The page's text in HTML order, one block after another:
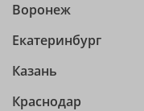
Воронеж
Екатеринбург
Казань
Краснодар